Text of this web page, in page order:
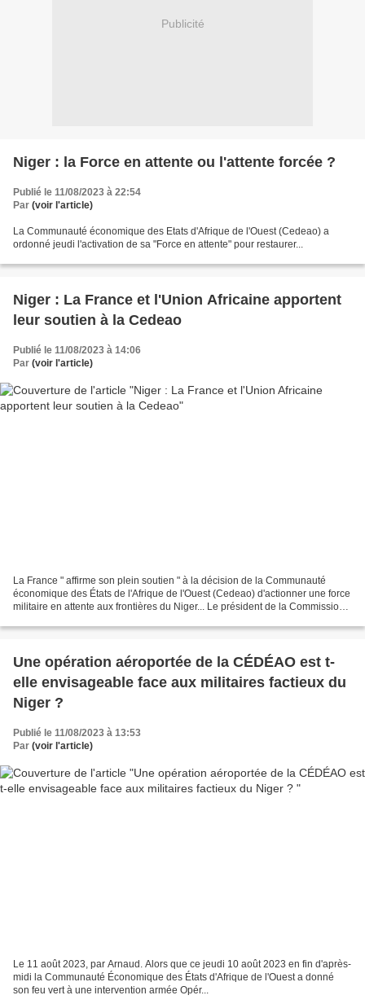
Publicité
Niger : la Force en attente ou l'attente forcée ?
Publié le 11/08/2023 à 22:54
Par (voir l'article)
La Communauté économique des Etats d'Afrique de l'Ouest (Cedeao) a
ordonné jeudi l'activation de sa "Force en attente" pour restaurer...
Niger : La France et l'Union Africaine apportent
leur soutien à la Cedeao
Publié le 11/08/2023 à 14:06
Par (voir l'article)
La France " affirme son plein soutien " à la décision de la Communauté
économique des États de l'Afrique de l'Ouest (Cedeao) d'actionner une force
militaire en attente aux frontières du Niger... Le président de la Commission
Une opération aéroportée de la CÉDÉAO est t-
elle envisageable face aux militaires factieux du
Niger ?
Publié le 11/08/2023 à 13:53
Par (voir l'article)
Le 11 août 2023, par Arnaud. Alors que ce jeudi 10 août 2023 en fin d'après-
midi la Communauté Économique des États d'Afrique de l'Ouest a donné
son feu vert à une intervention armée Opér...